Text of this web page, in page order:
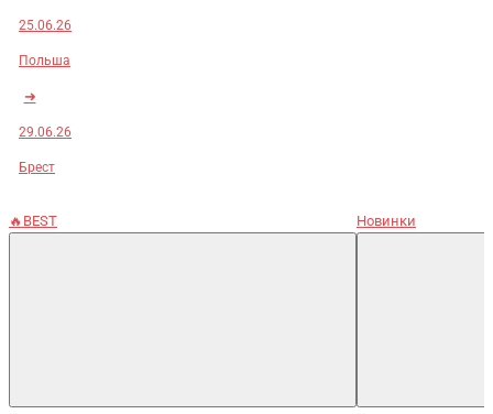
25.06.26
Польша
➜
29.06.26
Брест
🔥BEST Новинки